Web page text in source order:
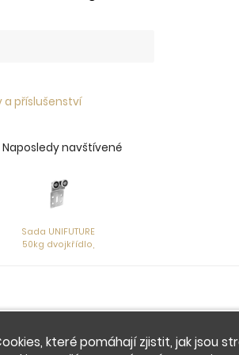
a příslušenství
Naposledy navštívené
Sada UNIFUTURE
50kg dvojkřídlo,
které pomáhají zjistit, jak jsou